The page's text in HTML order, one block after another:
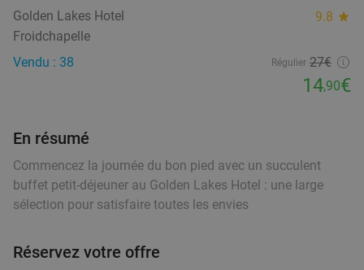
food
food
de Namur
Aujourd'hui
Trampolino
10.0 star
27 min.directions_car
Buffet petit-déjeuner au Golden Lakes Hotel
Golden Lakes Hotel
Golden Lakes Hotel 9.8 star
Froidchapelle
Vendu : 38
Régulier 27€
14,90€
En résumé
Commencez la journée du bon pied avec un succulent
buffet petit-déjeuner au Golden Lakes Hotel : une large
sélection pour satisfaire toutes les envies
Réservez votre offre